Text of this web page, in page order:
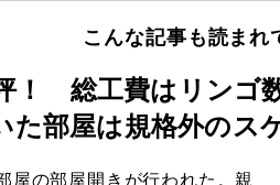
こんな記事も読まれ
！ 総工費はリンゴ
た部屋は規格外のス
の部屋開きが行われた。親